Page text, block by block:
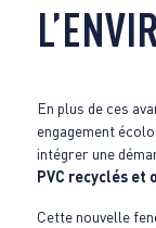
En plus de ces
engagement
intégrer une
PVC recyclés et
Cette nouvelle